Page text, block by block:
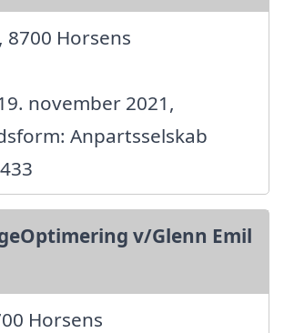
8700 Horsens
november 2021,
Anpartsselskab
v/Glenn Emil
Horsens